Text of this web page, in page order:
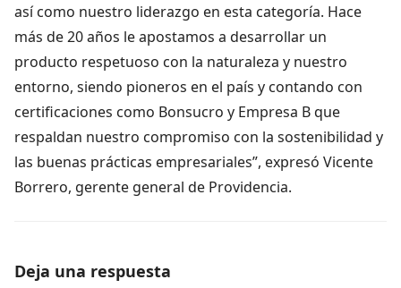
así como nuestro liderazgo en esta categoría. Hace
más de 20 años le apostamos a desarrollar un
producto respetuoso con la naturaleza y nuestro
entorno, siendo pioneros en el país y contando con
certificaciones como Bonsucro y Empresa B que
respaldan nuestro compromiso con la sostenibilidad y
las buenas prácticas empresariales”, expresó Vicente
Borrero, gerente general de Providencia.
Deja una respuesta